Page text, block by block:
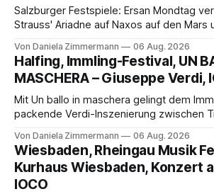
Salzburger Festspiele: Ersan Mondtag
Strauss' Ariadne auf Naxos auf den Mars
Aufführung mit starken Solisten und den
Philharmonikern, szenisch bleibt der
hinter den Erwartungen zurück.
Von Daniela Zimmermann 06 Aug. 2026
Halfing, Immling-Festival, UN
MASCHERA – Giuseppe Verdi,
Mit Un ballo in maschera gelingt dem
packende Verdi-Inszenierung zwischen
psychologische Tiefe mit starken Bildern,
einem spielfreudigen Ensemble und einer
überzeugenden Gesamtleistung.
Von Daniela Zimmermann 06 Aug. 2026
Wiesbaden, Rheingau Musik
Kurhaus Wiesbaden, Konzert
IOCO